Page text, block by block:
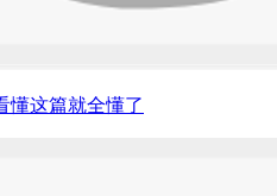
懂这篇就全懂了